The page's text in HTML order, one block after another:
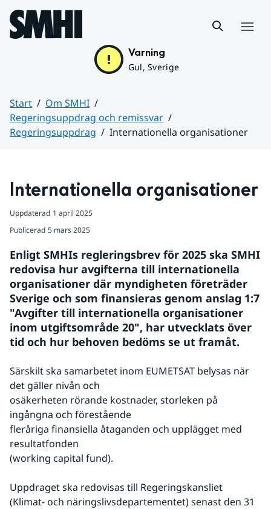
Hoppa till sidans innehåll
Varning
Gul, Sverige
Start
Om SMHI
Regeringsuppdrag och remissvar
Regeringsuppdrag
Internationella organisationer
Internationella organisationer
Uppdaterad 1 april 2025
Publicerad 5 mars 2025
Enligt SMHIs regleringsbrev för 2025 ska SMHI
redovisa hur avgifterna till internationella
organisationer där myndigheten företräder
Sverige och som finansieras genom anslag 1:7
"Avgifter till internationella organisationer
inom utgiftsområde 20", har utvecklats över
tid och hur behoven bedöms se ut framåt.
Särskilt ska samarbetet inom EUMETSAT belysas när
det gäller nivån och
osäkerheten rörande kostnader, storleken på
ingångna och förestående
fleråriga finansiella åtaganden och upplägget med
resultatfonden
(working capital fund).
Uppdraget ska redovisas till Regeringskansliet
(Klimat- och näringslivsdepartementet) senast den 31